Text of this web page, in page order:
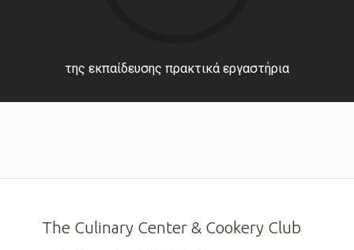
της εκπαίδευσης πρακτικά εργαστήρια
The Culinary Center & Cookery Club